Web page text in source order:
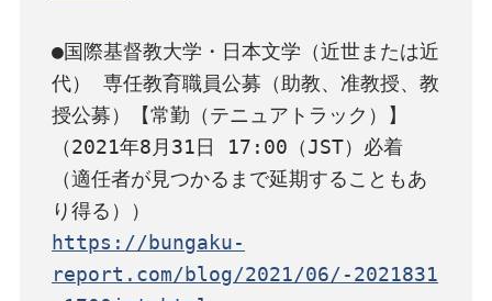
●国際基督教大学・日本文学（近世または近
代） 専任教育職員公募（助教、准教授、教
授公募）【常勤（テニュアトラック）】
（2021年8月31日 17:00（JST）必着
（適任者が見つかるまで延期することもあ
https://bungaku-
report.com/blog/2021/06/-2021831